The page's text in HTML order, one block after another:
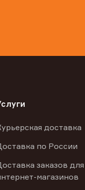
доставка
по России
заказов для
магазинов